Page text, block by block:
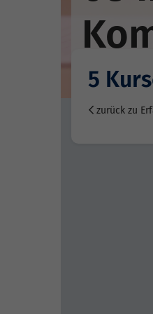
5
zurück zu